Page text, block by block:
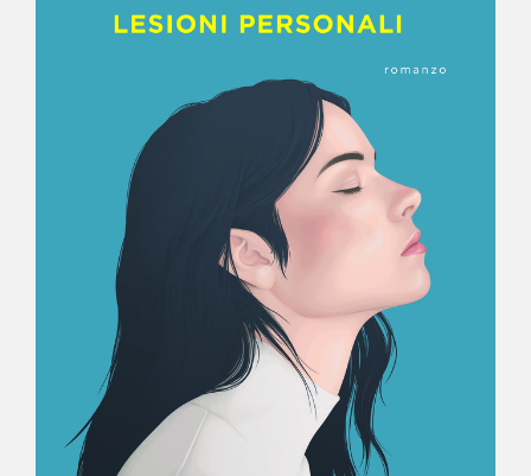
EVENTI
CONTATTI